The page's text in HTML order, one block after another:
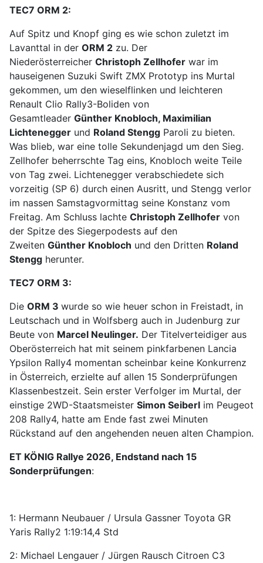
TEC7 ORM 2:
Auf Spitz und Knopf ging es wie schon zuletzt im
Lavanttal in der ORM 2 zu. Der
Niederösterreicher Christoph Zellhofer war im
hauseigenen Suzuki Swift ZMX Prototyp ins Murtal
gekommen, um den wieselflinken und leichteren
Renault Clio Rally3-Boliden von
Gesamtleader Günther Knobloch, Maximilian
Lichtenegger und Roland Stengg Paroli zu bieten.
Was blieb, war eine tolle Sekundenjagd um den Sieg.
Zellhofer beherrschte Tag eins, Knobloch weite Teile
von Tag zwei. Lichtenegger verabschiedete sich
vorzeitig (SP 6) durch einen Ausritt, und Stengg verlor
im nassen Samstagvormittag seine Konstanz vom
Freitag. Am Schluss lachte Christoph Zellhofer von
der Spitze des Siegerpodests auf den
Zweiten Günther Knobloch und den Dritten Roland
Stengg herunter.
TEC7 ORM 3:
Die ORM 3 wurde so wie heuer schon in Freistadt, in
Leutschach und in Wolfsberg auch in Judenburg zur
Beute von Marcel Neulinger. Der Titelverteidiger aus
Oberösterreich hat mit seinem pinkfarbenen Lancia
Ypsilon Rally4 momentan scheinbar keine Konkurrenz
in Österreich, erzielte auf allen 15 Sonderprüfungen
Klassenbestzeit. Sein erster Verfolger im Murtal, der
einstige 2WD-Staatsmeister Simon Seiberl im Peugeot
208 Rally4, hatte am Ende fast zwei Minuten
Rückstand auf den angehenden neuen alten Champion.
ET KÖNIG Rallye 2026, Endstand nach 15
Sonderprüfungen:
1: Hermann Neubauer / Ursula Gassner Toyota GR
Yaris Rally2 1:19:14,4 Std
2: Michael Lengauer / Jürgen Rausch Citroen C3